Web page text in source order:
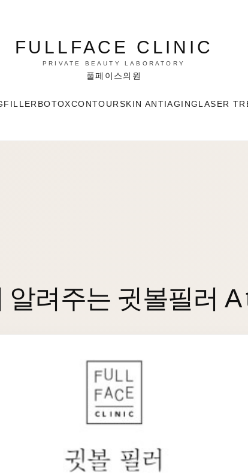
FULLFACE CLINIC
PRIVATE BEAUTY LABORATORY
풀페이스의원
FILLER BOTOXCONTOURSKIN ANTIAGINGLASER
려주는 귓볼필러 A